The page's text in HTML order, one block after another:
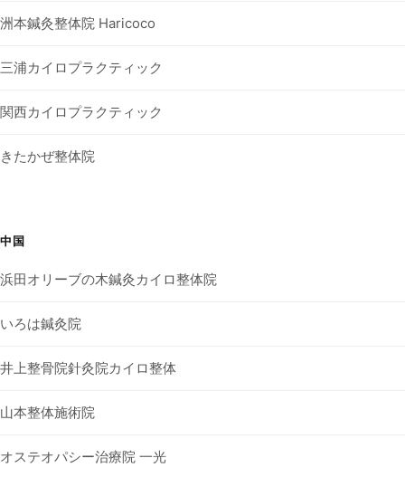
洲本鍼灸整体院 Haricoco
三浦カイロプラクティック
関西カイロプラクティック
きたかぜ整体院
中国
浜田オリーブの木鍼灸カイロ整体院
いろは鍼灸院
井上整骨院針灸院カイロ整体
山本整体施術院
オステオパシー治療院 一光